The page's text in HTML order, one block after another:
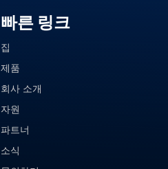
빠른 링크
집
제품
회사 소개
자원
파트너
소식